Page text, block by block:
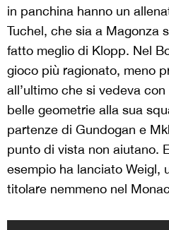
in panchina hanno un
Tuchel, che sia a Magonza
fatto meglio di Klopp. Nel
gioco più ragionato, meno
all’ultimo che si vedeva
belle geometrie alla sua
partenze di Gundogan e
punto di vista non aiutano.
esempio ha lanciato Weigl,
titolare nemmeno nel